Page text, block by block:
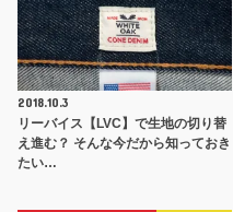
2018.10.3
リーバイス【LVC】で生地の切り替
え進む？ そんな今だから知っておき
たい…